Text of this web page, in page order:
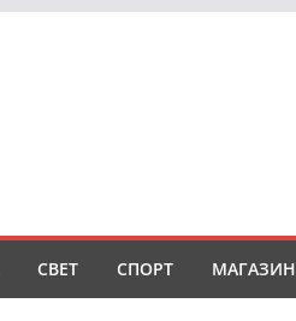
СВЕТ СПОРТ МАГАЗИН